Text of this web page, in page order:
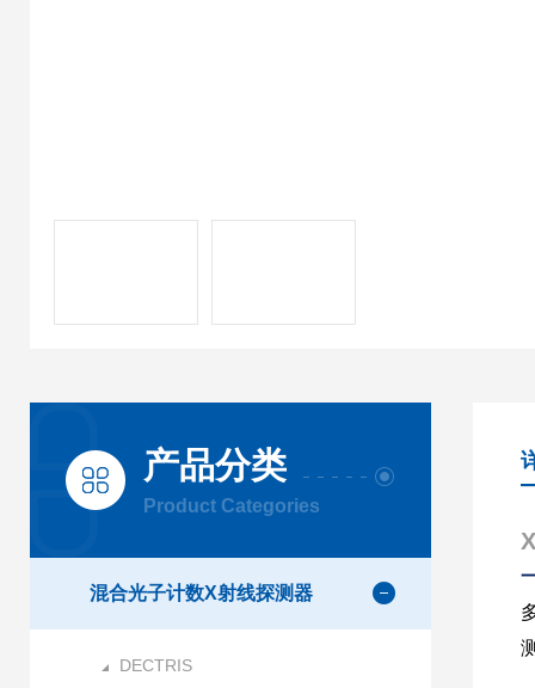
产品分类
Product Categories
混合光子计数X射线探测器
DECTRIS